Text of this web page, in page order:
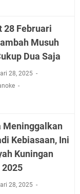
28 Februari
Musuh
Dua Saja
28, 2025
Meninggalkan
Kebiasaan, Ini
Kuningan
28, 2025